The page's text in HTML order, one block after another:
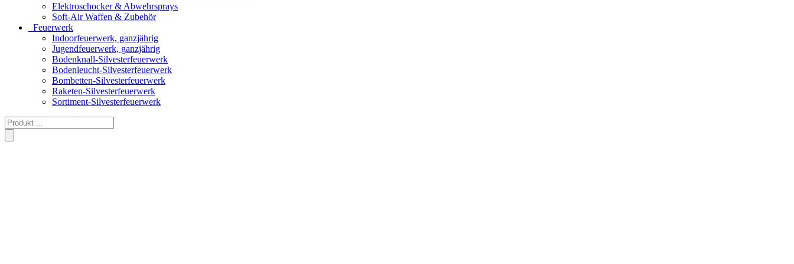
Elektroschocker & Abwehrsprays
Soft-Air Waffen & Zubehör
Feuerwerk
Indoorfeuerwerk, ganzjährig
Jugendfeuerwerk, ganzjährig
Bodenknall-Silvesterfeuerwerk
Bodenleucht-Silvesterfeuerwerk
Bombetten-Silvesterfeuerwerk
Raketen-Silvesterfeuerwerk
Sortiment-Silvesterfeuerwerk
Products
search